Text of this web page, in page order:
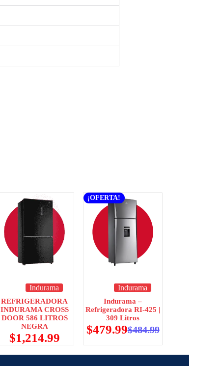
Indurama
REFRIGERADORA
INDURAMA CROSS
DOOR 586 LITROS
NEGRA
$1,214.99
¡OFERTA!
Indurama
Indurama –
Refrigeradora RI-425 |
309 Litros
$484.99
$479.99